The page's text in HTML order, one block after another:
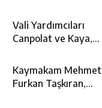
Kattı
Vali Yardımcıları
Canpolat ve Kaya,
Cenaze Törenine
Katıldı
Kaymakam Mehmet
Furkan Taşkıran,